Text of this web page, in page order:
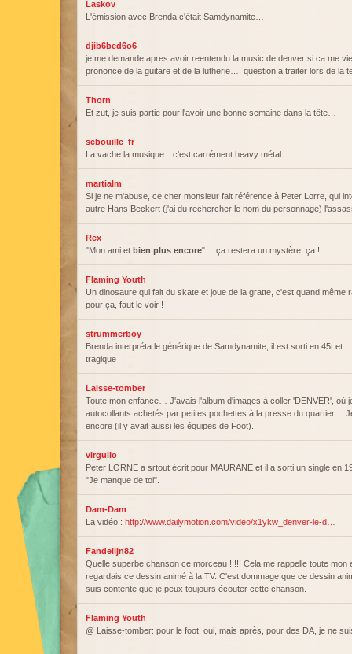
Laskov
L'émission avec Brenda c'était Samdynamite…
djib6bed6o6
je me demande apres avoir reentendu la music de denver si ca me
prononce de la guitare et de la lutherie…. question a traiter lors de la
Thorn
Et zut, je suis partie pour l'avoir une bonne semaine dans la tête…
sebouille_fr
La vache la musique…c'est carrément heavy métal…
martialm
Si je ne m'abuse, ce cher monsieur fait référence à Peter Lorre, qui
autre Hans Beckert (j'ai du rechercher le nom du personnage)
Rex
"Mon ami et bien plus encore"… ça restera un mystère, ça !
Flaming Youth
Un dinosaure qui fait du skate et joue de la gratte, c'est quand même
pour ça, faut le voir !
strummerboy
Brenda interpréta le générique de Samdynamite, il est sorti en 45t
tragique
Laisse-tomber
Toute mon enfance… J'avais l'album d'images à coller 'DENVER', où
autocollants achetés par petites pochettes à la presse du quartier…
encore (il y avait aussi les équipes de Foot).
virgulio
Peter LORNE a srtout écrit pour MAURANE et il a sorti un single en
"Je manque de toi".
Dam-Dam
La vidéo : http://www.dailymotion.com/video/x1ykw_denver-le-d…
Fandelijn82
Quelle superbe chanson ce morceau !!!!! Cela me rappelle toute mon
regardais ce dessin animé à la TV. C'est dommage que ce dessin
suis contente que je peux toujours écouter cette chanson.
Flaming Youth
@ Laisse-tomber: pour le foot, oui, mais après, pour des DA, je ne